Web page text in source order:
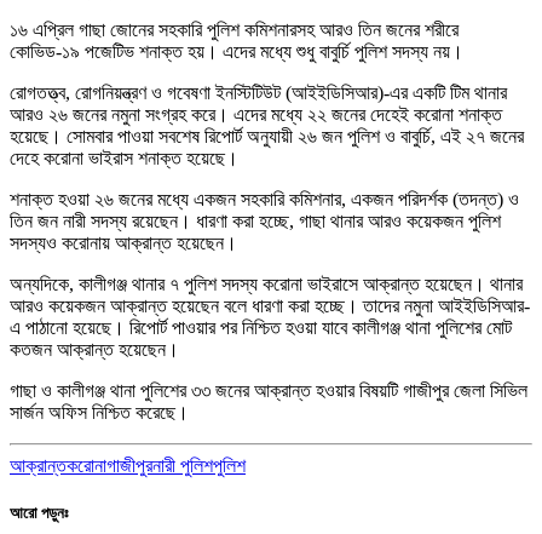
১৬ এপ্রিল গাছা জোনের সহকারি পুলিশ কমিশনারসহ আরও তিন জনের শরীরে
কোভিড-১৯ পজেটিভ শনাক্ত হয়। এদের মধ্যে শুধু বাবুর্চি পুলিশ সদস্য নয়।
রোগতত্ত্ব, রোগনিয়ন্ত্রণ ও গবেষণা ইনস্টিটিউট (আইইডিসিআর)-এর একটি টিম থানার
আরও ২৬ জনের নমুনা সংগ্রহ করে। এদের মধ্যে ২২ জনের দেহেই করোনা শনাক্ত
হয়েছে। সোমবার পাওয়া সবশেষ রিপোর্ট অনুযায়ী ২৬ জন পুলিশ ও বাবুর্চি, এই ২৭ জনের
দেহে করোনা ভাইরাস শনাক্ত হয়েছে।
শনাক্ত হওয়া ২৬ জনের মধ্যে একজন সহকারি কমিশনার, একজন পরিদর্শক (তদন্ত) ও
তিন জন নারী সদস্য রয়েছেন। ধারণা করা হচ্ছে, গাছা থানার আরও কয়েকজন পুলিশ
সদস্যও করোনায় আক্রান্ত হয়েছেন।
অন্যদিকে, কালীগঞ্জ থানার ৭ পুলিশ সদস্য করোনা ভাইরাসে আক্রান্ত হয়েছেন। থানার
আরও কয়েকজন আক্রান্ত হয়েছেন বলে ধারণা করা হচ্ছে। তাদের নমুনা আইইডিসিআর-
এ পাঠানো হয়েছে। রিপোর্ট পাওয়ার পর নিশ্চিত হওয়া যাবে কালীগঞ্জ থানা পুলিশের মোট
কতজন আক্রান্ত হয়েছেন।
গাছা ও কালীগঞ্জ থানা পুলিশের ৩৩ জনের আক্রান্ত হওয়ার বিষয়টি গাজীপুর জেলা সিভিল
সার্জন অফিস নিশ্চিত করেছে।
আক্রান্তকরোনাগাজীপুরনারী পুলিশপুলিশ
আরো পড়ুনঃ